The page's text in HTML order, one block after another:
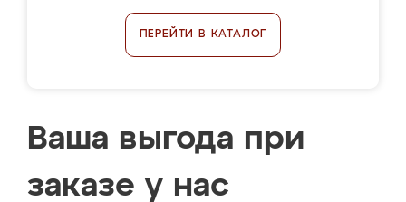
ПЕРЕЙТИ В КАТАЛОГ
Ваша выгода при
заказе у нас